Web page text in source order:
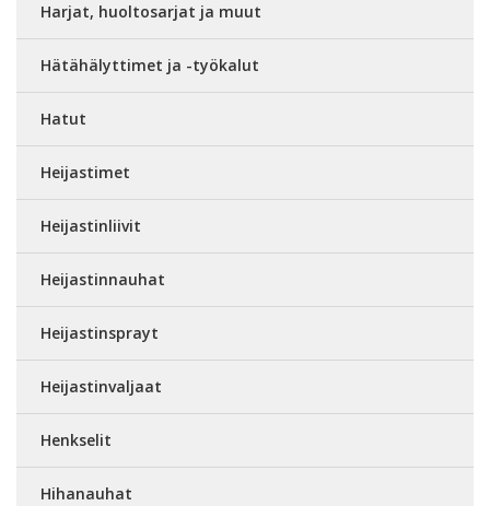
Harjat, huoltosarjat ja muut
Hätähälyttimet ja -työkalut
Hatut
Heijastimet
Heijastinliivit
Heijastinnauhat
Heijastinsprayt
Heijastinvaljaat
Henkselit
Hihanauhat